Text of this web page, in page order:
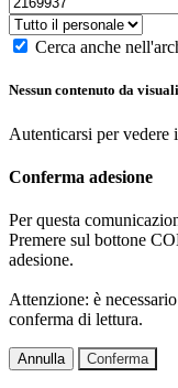
Cerca anche
Nessun contenuto da
Autenticarsi per vedere
Conferma adesione
Per questa
Premere sul bottone
adesione.
Attenzione: è
conferma di lettura.
Annulla Conferma